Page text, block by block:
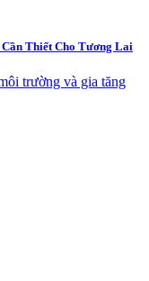
Thiết Cho Tương Lai
trường và gia tăng